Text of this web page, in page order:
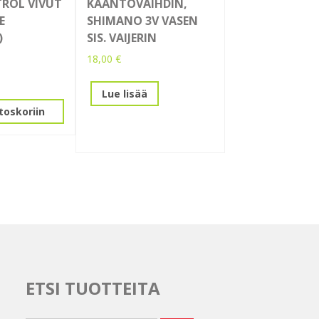
VIVUT
KÄÄNTÖVAIHDIN,
SHIMANO 3V VASEN
SIS. VAIJERIN
18,00 €
Lue lisää
ETSI TUOTTEITA